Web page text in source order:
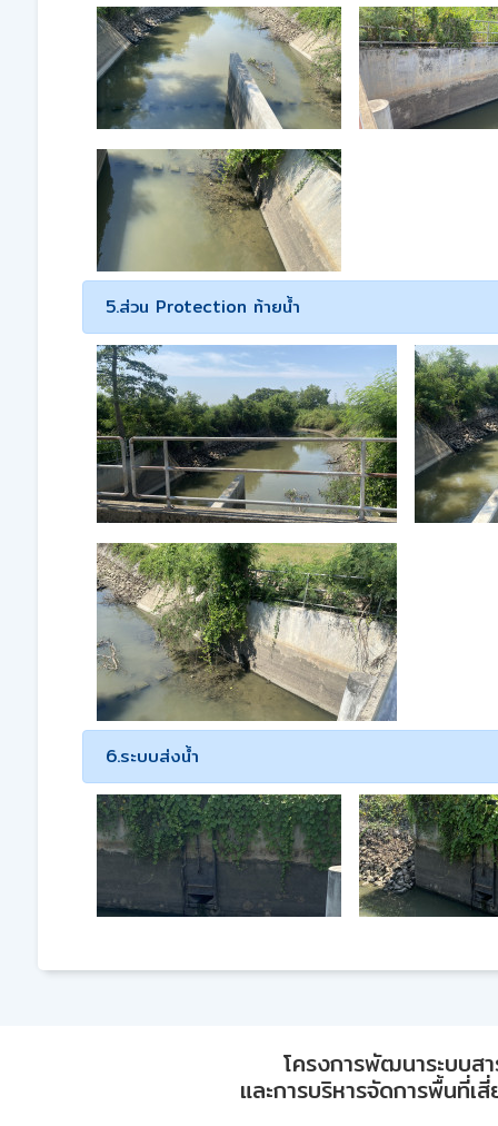
5.ส่วน Protection ท้ายน้ำ
6.ระบบส่งน้ำ
โครงการพัฒนาระบบส
และการบริหารจัดการพื้นที่เ